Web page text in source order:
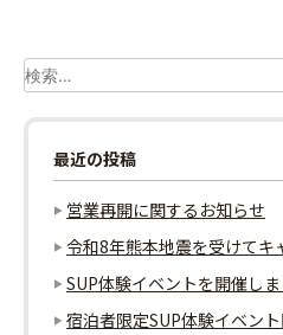
ゲ
ー
シ
ョ
ン
検
索:
最近の投稿
営業再開に関するお知らせ
令和8年熊本地震を受けてキ
SUP体験イベントを開催しま
宿泊者限定SUP体験イベント